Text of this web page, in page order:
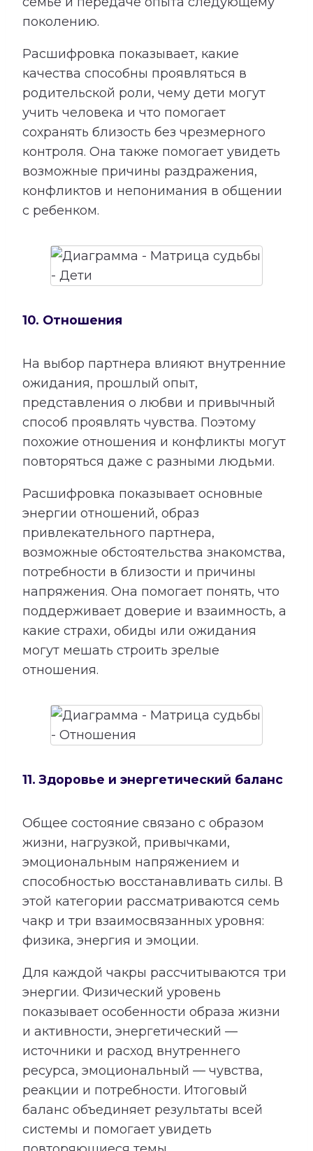
поколению.
Расшифровка показывает, какие
качества способны проявляться в
родительской роли, чему дети могут
учить человека и что помогает
сохранять близость без чрезмерного
контроля. Она также помогает увидеть
возможные причины раздражения,
конфликтов и непонимания в общении
с ребенком.
10. Отношения
На выбор партнера влияют внутренние
ожидания, прошлый опыт,
представления о любви и привычный
способ проявлять чувства. Поэтому
похожие отношения и конфликты могут
повторяться даже с разными людьми.
Расшифровка показывает основные
энергии отношений, образ
привлекательного партнера,
возможные обстоятельства знакомства,
потребности в близости и причины
напряжения. Она помогает понять, что
поддерживает доверие и взаимность, а
какие страхи, обиды или ожидания
могут мешать строить зрелые
отношения.
11. Здоровье и энергетический баланс
Общее состояние связано с образом
жизни, нагрузкой, привычками,
эмоциональным напряжением и
способностью восстанавливать силы. В
этой категории рассматриваются семь
чакр и три взаимосвязанных уровня:
физика, энергия и эмоции.
Для каждой чакры рассчитываются три
энергии. Физический уровень
показывает особенности образа жизни
и активности, энергетический —
источники и расход внутреннего
ресурса, эмоциональный — чувства,
реакции и потребности. Итоговый
баланс объединяет результаты всей
системы и помогает увидеть